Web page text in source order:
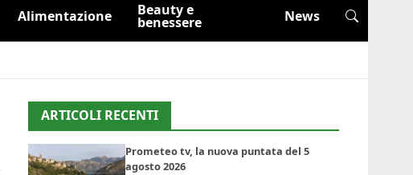
Alimentazione Beauty e
benessere News
ARTICOLI RECENTI
Prometeo tv, la nuova puntata del 5
agosto 2026